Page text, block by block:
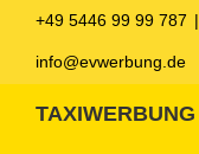
springen
+49 5446 99 99 787 |
info@evwerbung.de
TAXIWERBUNG